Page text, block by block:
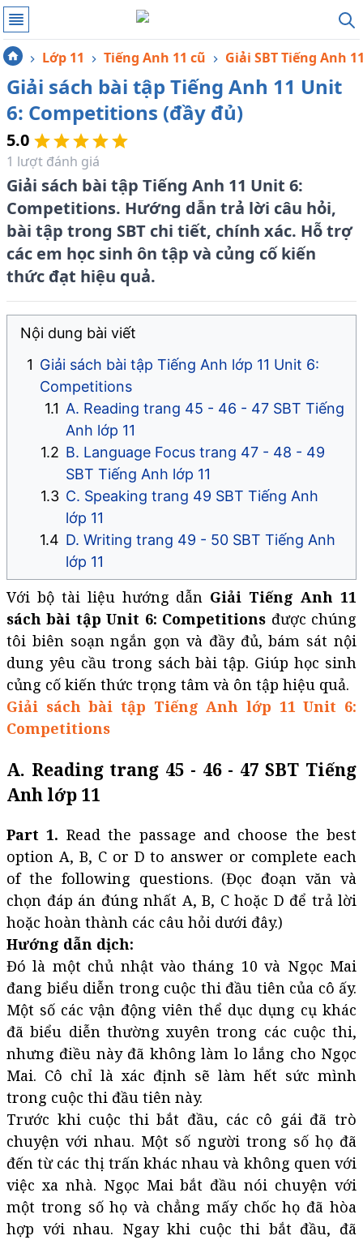
Lớp 11 Tiếng Anh 11 cũ Giải SBT Tiếng Anh
Giải sách bài tập Tiếng Anh 11 Unit
6: Competitions (đầy đủ)
Giải sách bài tập Tiếng Anh 11 Unit 6:
Competitions. Hướng dẫn trả lời câu hỏi,
bài tập trong SBT chi tiết, chính xác. Hỗ trợ
các em học sinh ôn tập và củng cố kiến
thức đạt hiệu quả.
5.0
1 lượt đánh giá
Nội dung bài viết
Giải sách bài tập Tiếng Anh lớp 11 Unit 6:
Competitions
A. Reading trang 45 - 46 - 47 SBT Tiếng
Anh lớp 11
B. Language Focus trang 47 - 48 - 49
SBT Tiếng Anh lớp 11
C. Speaking trang 49 SBT Tiếng Anh
lớp 11
D. Writing trang 49 - 50 SBT Tiếng Anh
lớp 11
Với bộ tài liệu hướng dẫn Giải Tiếng Anh 11
sách bài tập Unit 6: Competitions được chúng
tôi biên soạn ngắn gọn và đầy đủ, bám sát nội
dung yêu cầu trong sách bài tập. Giúp học sinh
củng cố kiến thức trọng tâm và ôn tập hiệu quả.
Giải sách bài tập Tiếng Anh lớp 11 Unit 6:
Competitions
A. Reading trang 45 - 46 - 47 SBT Tiếng
Anh lớp 11
Part 1. Read the passage and choose the best
option A, B, C or D to answer or complete each
of the following questions. (Đọc đoạn văn và
chọn đáp án đúng nhất A, B, C hoặc D để trả lời
hoặc hoàn thành các câu hỏi dưới đây.)
Hướng dẫn dịch:
Đó là một chủ nhật vào tháng 10 và Ngọc Mai
đang biểu diễn trong cuộc thi đầu tiên của cô ấy.
Một số các vận động viên thể dục dụng cụ khác
đã biểu diễn thường xuyên trong các cuộc thi,
nhưng điều này đã không làm lo lắng cho Ngọc
Mai. Cô chỉ là xác định sẽ làm hết sức mình
trong cuộc thi đầu tiên này.
Trước khi cuộc thi bắt đầu, các cô gái đã trò
chuyện với nhau. Một số người trong số họ đã
đến từ các thị trấn khác nhau và không quen với
việc xa nhà. Ngọc Mai bắt đầu nói chuyện với
một trong số họ và chẳng mấy chốc họ đã hòa
hợp với nhau. Ngay khi cuộc thi bắt đầu, đã